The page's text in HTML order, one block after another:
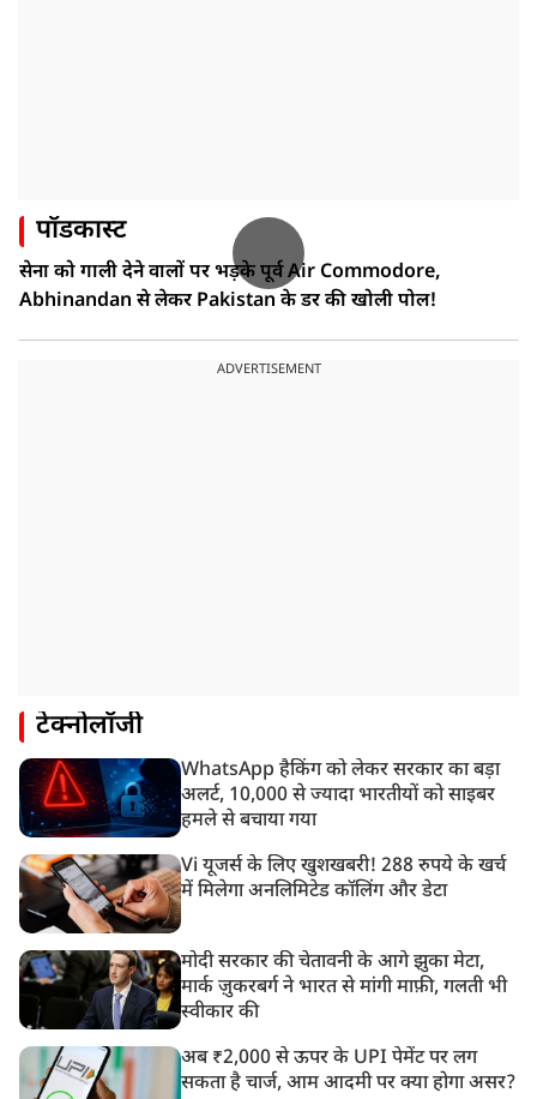
पॉडकास्ट
सेना को गाली देने वालों पर भड़के पूर्व Air Commodore,
Abhinandan से लेकर Pakistan के डर की खोली पोल!
ADVERTISEMENT
टेक्नोलॉजी
WhatsApp हैकिंग को लेकर सरकार का बड़ा
अलर्ट, 10,000 से ज्यादा भारतीयों को साइबर
हमले से बचाया गया
Vi यूजर्स के लिए खुशखबरी! 288 रुपये के खर्च
में मिलेगा अनलिमिटेड कॉलिंग और डेटा
मोदी सरकार की चेतावनी के आगे झुका मेटा,
मार्क ज़ुकरबर्ग ने भारत से मांगी माफ़ी, गलती भी
स्वीकार की
अब ₹2,000 से ऊपर के UPI पेमेंट पर लग
सकता है चार्ज, आम आदमी पर क्या होगा असर?